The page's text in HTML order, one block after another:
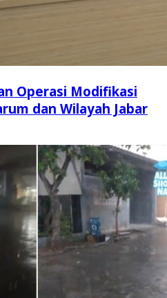
Operasi Modifikasi
dan Wilayah Jabar